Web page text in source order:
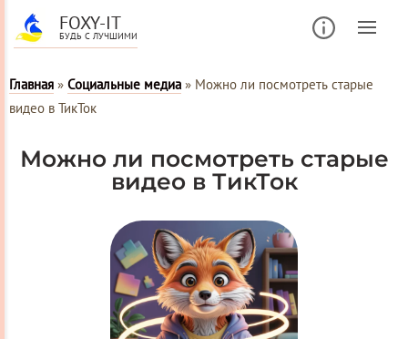
FOXY-IT
БУДЬ С ЛУЧШИМИ
Главная » Социальные медиа » Можно ли посмотреть старые
видео в ТикТок
Можно ли посмотреть старые
видео в ТикТок